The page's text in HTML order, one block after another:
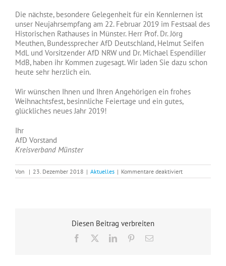
Die nächste, besondere Gelegenheit für ein Kennlernen ist
unser Neujahrsempfang am 22. Februar 2019 im Festsaal des
Historischen Rathauses in Münster. Herr Prof. Dr. Jörg
Meuthen, Bundessprecher AfD Deutschland, Helmut Seifen
MdL und Vorsitzender AfD NRW und Dr. Michael Espendiller
MdB, haben ihr Kommen zugesagt. Wir laden Sie dazu schon
heute sehr herzlich ein.
Wir wünschen Ihnen und Ihren Angehörigen ein frohes
Weihnachtsfest, besinnliche Feiertage und ein gutes,
glückliches neues Jahr 2019!
Ihr
AfD Vorstand
Kreisverband Münster
Von | 23. Dezember 2018 | Aktuelles | Kommentare deaktiviertfür
Weihnachtsgruß
Diesen Beitrag verbreiten
Facebook LinkedInPinterest
E-